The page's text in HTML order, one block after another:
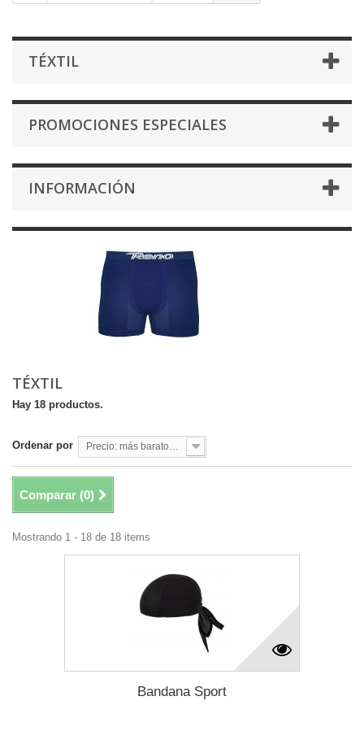
TÉXTIL
PROMOCIONES ESPECIALES
INFORMACIÓN
TÉXTIL
Hay 18 productos.
Ordenar por Precio: más baratos primero
Comparar (0)
Mostrando 1 - 18 de 18 items
Bandana Sport